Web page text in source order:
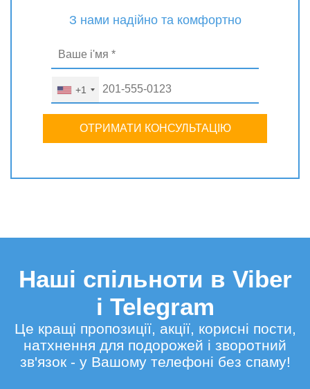
З нами надійно та комфортно
+1
ОТРИМАТИ КОНСУЛЬТАЦІЮ
Наші спільноти в Viber
і Telegram
Це кращі пропозиції, акції, корисні пости,
натхнення для подорожей і зворотний
зв'язок - у Вашому телефоні без спаму!